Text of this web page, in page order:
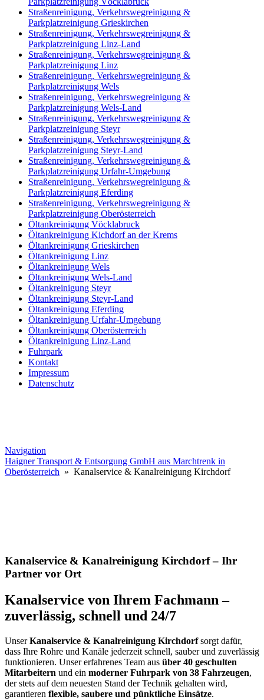
Straßenreinigung, Verkehrswegreinigung &
Parkplatzreinigung Grieskirchen
Straßenreinigung, Verkehrswegreinigung &
Parkplatzreinigung Linz-Land
Straßenreinigung, Verkehrswegreinigung &
Parkplatzreinigung Linz
Straßenreinigung, Verkehrswegreinigung &
Parkplatzreinigung Wels
Straßenreinigung, Verkehrswegreinigung &
Parkplatzreinigung Wels-Land
Straßenreinigung, Verkehrswegreinigung &
Parkplatzreinigung Steyr
Straßenreinigung, Verkehrswegreinigung &
Parkplatzreinigung Steyr-Land
Straßenreinigung, Verkehrswegreinigung &
Parkplatzreinigung Urfahr-Umgebung
Straßenreinigung, Verkehrswegreinigung &
Parkplatzreinigung Eferding
Straßenreinigung, Verkehrswegreinigung &
Parkplatzreinigung Oberösterreich
Öltankreinigung Vöcklabruck
Öltankreinigung Kichdorf an der Krems
Öltankreinigung Grieskirchen
Öltankreinigung Linz
Öltankreinigung Wels
Öltankreinigung Wels-Land
Öltankreinigung Steyr
Öltankreinigung Steyr-Land
Öltankreinigung Eferding
Öltankreinigung Urfahr-Umgebung
Öltankreinigung Oberösterreich
Öltankreinigung Linz-Land
Fuhrpark
Kontakt
Impressum
Datenschutz
Navigation
Haigner Transport & Entsorgung GmbH aus Marchtrenk in
Oberösterreich » Kanalservice & Kanalreinigung Kirchdorf
Kanalservice & Kanalreinigung Kirchdorf – Ihr
Partner vor Ort
Kanalservice von Ihrem Fachmann –
zuverlässig, schnell und 24/7
UnserKanalservice & Kanalreinigung Kirchdorfsorgt dafür,
dass Ihre Rohre und Kanäle jederzeit schnell, sauber und zuverlässig
funktionieren. Unser erfahrenes Team aus über 40 geschulten
Mitarbeitern und ein moderner Fuhrpark von 38 Fahrzeugen,
der stets auf dem neuesten Stand der Technik gehalten wird,
garantieren flexible, saubere und pünktliche Einsätze.